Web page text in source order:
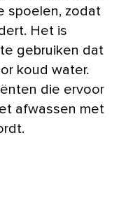
spoelen, zodat
Het is
gebruiken dat
koud water.
die ervoor
afwassen met